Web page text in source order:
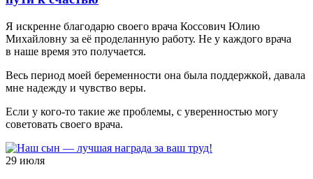
Я искренне благодарю своего врача Коссович Юлию
Михайловну за её проделанную работу. Не у каждого врача
в наше время это получается.
Весь период моей беременности она была поддержкой, давала
мне надежду и чувство веры.
Если у кого-то такие же проблемы, с уверенностью могу
советовать своего врача.
29 июля